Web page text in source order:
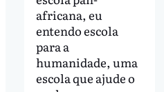
africana, eu
entendo escola
para a
humanidade, uma
escola que ajude o